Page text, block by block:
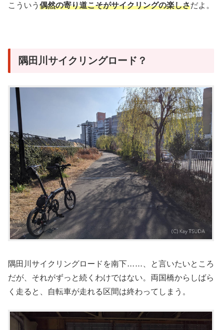
こういう 偶然の寄り道こそがサイクリングの楽しさだよ。
隅田川サイクリングロード？
隅田川サイクリングロードを南下……、と言いたいところ
だが、それがずっと続くわけではない。両国橋からしばら
く走ると、自転車が走れる区間は終わってしまう。